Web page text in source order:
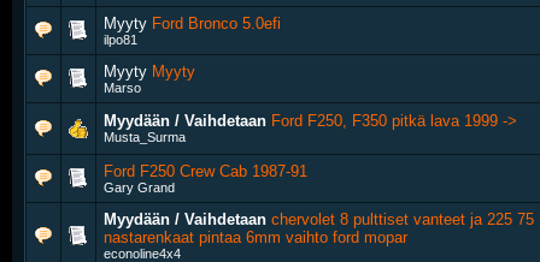
Myyty Ford Bronco 5.0efi
ilpo81
Myyty Myyty
Marso
Myydään / Vaihdetaan Ford F250, F350 pitkä lava 1999 ->
Musta_Surma
Ford F250 Crew Cab 1987-91
Gary Grand
Myydään / Vaihdetaan chervolet 8 pulttiset vanteet ja 225 75
nastarenkaat pintaa 6mm vaihto ford mopar
econoline4x4